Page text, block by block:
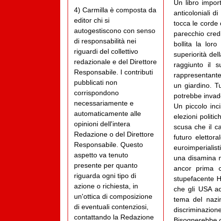
Un libro
anticoloniali
tocca le corde
parecchio
bollita la loro
superiorità
raggiunto il
un giardino.
potrebbe
Un piccolo
elezioni
scusa che il
futuro
una disamina
ancor prima
stupefacente
che gli USA
tema del
4) Carmilla è composta da
editor chi si
autogestiscono con senso
di responsabilità nei
riguardi del collettivo
redazionale e del Direttore
Responsabile. I contributi
pubblicati non
corrispondono
necessariamente e
automaticamente alle
opinioni dell'intera
Redazione o del Direttore
Responsabile. Questo
aspetto va tenuto
presente per quanto
riguarda ogni tipo di
azione o richiesta, in
un'ottica di composizione
di eventuali contenziosi,
contattando la Redazione